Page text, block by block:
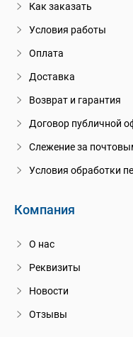
Как заказать
Условия работы
Оплата
Доставка
Возврат и гарантия
Договор публичной
Слежение за
Условия обработки
Компания
О нас
Реквизиты
Новости
Отзывы